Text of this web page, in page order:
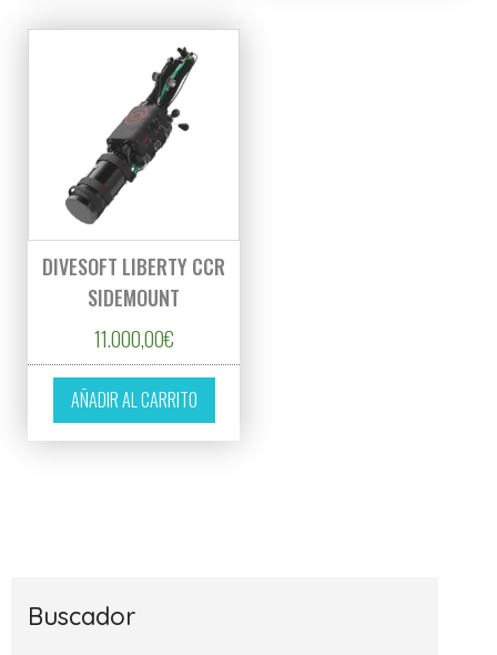
DIVESOFT LIBERTY CCR
SIDEMOUNT
11.000,00€
AÑADIR AL CARRITO
Buscador